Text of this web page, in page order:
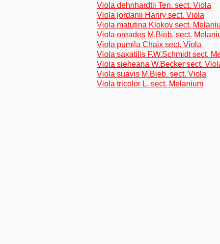
Viola dehnhardtii Ten. sect. Viola
Viola jordanii Hanry sect. Viola
Viola matutina Klokov sect.
Viola oreades M.Bieb. sect.
Viola pumila Chaix sect. Viola
Viola saxatilis F.W.Schmidt sect.
Viola sieheana W.Becker sect.
Viola suavis M.Bieb. sect. Viola
Viola tricolor L. sect. Melanium